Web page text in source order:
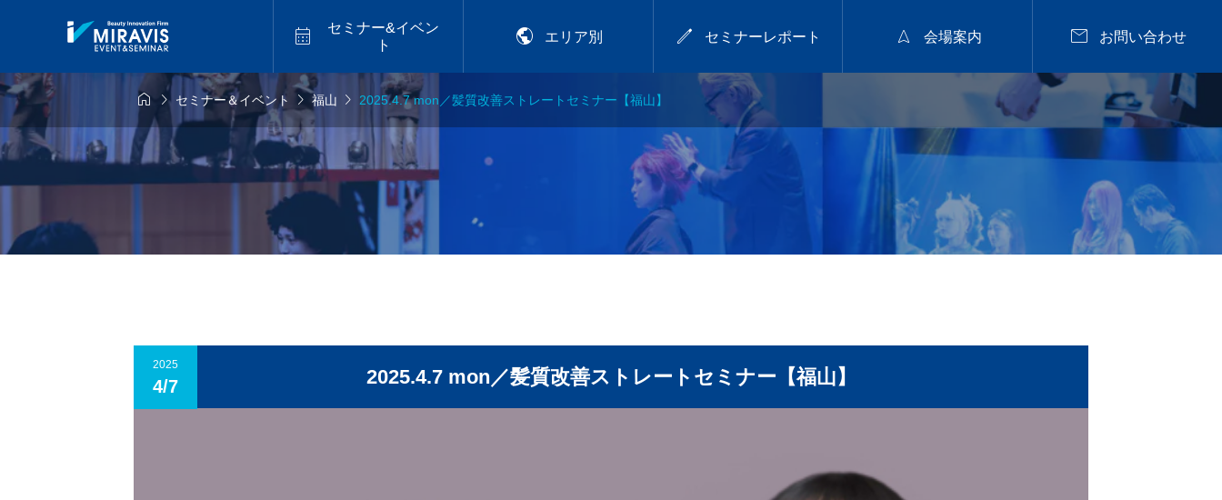

セミナー&イベン
ト
 エリア別  セミナーレポート  会場案内  お問い合わせ
9月14日
mon／トレ
イヤージュセ
福岡】
2026年9月18日
2026.9.18 fri／プレトワ
セミナー【松江】
2026年9月28日
2026.9.28 mon／可愛
いは、仕込める！CHIT
OSE流デジパ活用術
【岡山】
2026年9月28日
2026.9.28 mon／集客
戦略セミナー【広島】
 
わせカット
福山
アメイジアカラー講習
2026.07.29
nanuk佐野氏パーマセミナー
2026.07.29
 
  セミナー＆イベント 福山  2025.4.7 mon／髪質改善ストレートセミナー【福山】
2025
4/7 2025.4.7 mon／髪質改善ストレートセミナー【福山】